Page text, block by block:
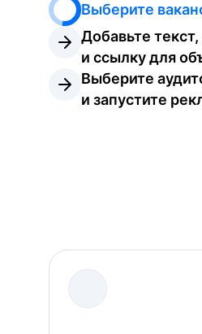
Выберите
Добавьте текст,
и ссылку для
Выберите
и запустите